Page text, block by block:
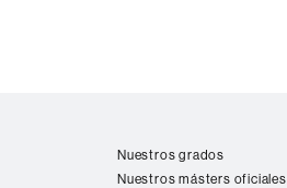
Nuestros grados
Nuestros másters oficiales